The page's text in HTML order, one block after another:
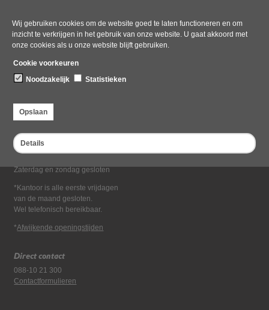
Wij gebruiken cookies om de website goed te laten functioneren en om
inzicht te verkrijgen in het gebruik van onze website. U gaat akkoord met
onze cookies als u onze website blijft gebruiken.
Cookie voorkeuren
Noodzakelijk
Statistieken
Opslaan
Details
Bezoekadres
Dampten 2, 1624 NR Hoorn
Postbus 2095, 1620 EB Hoorn
Openingstijden kantoor
Maandag tot en met vrijdag*
van 08:00 tot 16:30
Zaterdag en zondag gesloten
*Kantoor is alle eerste vrijdagen
van de maand gesloten.
Wel telefonisch bereikbaar.
*Afwijkende openingstijden
Direct contact
088-10 21 300
Contactformulieren